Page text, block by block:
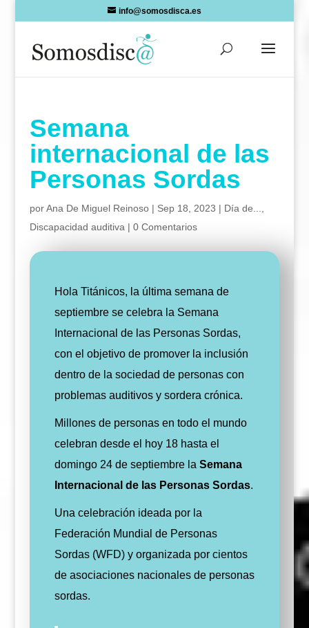
info@somosdisca.es
Semana
internacional de las
Personas Sordas
porAna De Miguel Reinoso| Sep 18, 2023 | Día de...
Discapacidad auditiva | 0 Comentarios
Hola Titánicos, la última semana de
septiembre se celebra la Semana
Internacional de las Personas Sordas,
con el objetivo de promover la inclusión
dentro de la sociedad de personas con
problemas auditivos y sordera crónica.
Millones de personas en todo el mundo
celebran desde el hoy 18 hasta el
domingo 24 de septiembre la Semana
Internacional de las Personas Sordas.
Una celebración ideada por la
Federación Mundial de Personas
Sordas (WFD) y organizada por cientos
de asociaciones nacionales de personas
sordas.